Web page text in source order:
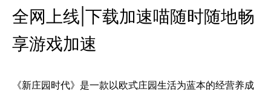
全网上线|下载加速喵随时随地畅
享游戏加速
《新庄园时代》是一款以欧式庄园生活为蓝本的经营养成